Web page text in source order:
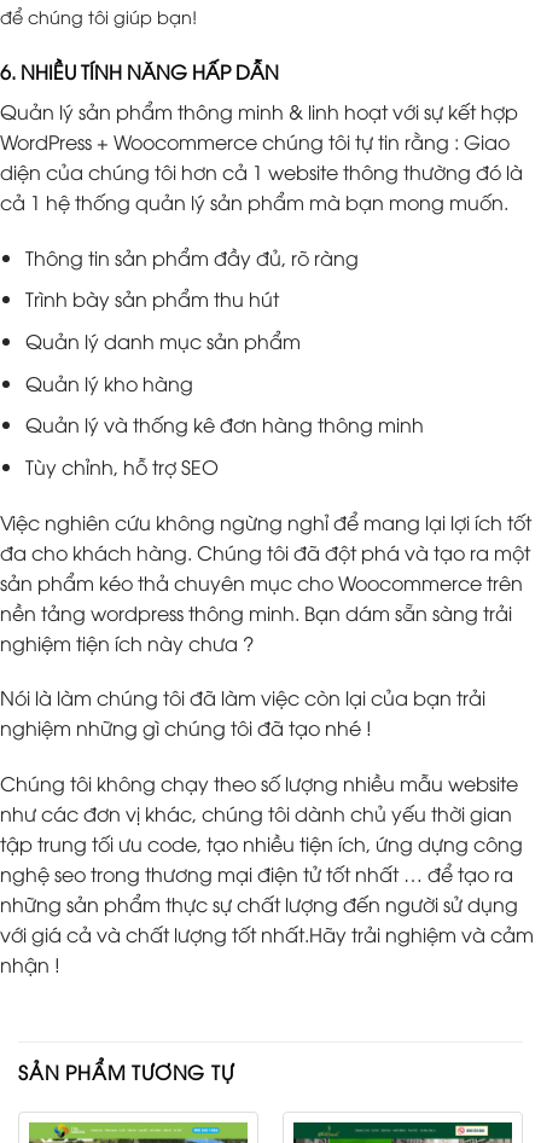
để chúng tôi giúp bạn!
6. NHIỀU TÍNH NĂNG HẤP DẪN
Quản lý sản phẩm thông minh & linh hoạt với sự kết hợp
WordPress + Woocommerce chúng tôi tự tin rằng : Giao
diện của chúng tôi hơn cả 1 website thông thường đó là
cả 1 hệ thống quản lý sản phẩm mà bạn mong muốn.
Thông tin sản phẩm đầy đủ, rõ ràng
Trình bày sản phẩm thu hút
Quản lý danh mục sản phẩm
Quản lý kho hàng
Quản lý và thống kê đơn hàng thông minh
Tùy chỉnh, hỗ trợ SEO
Việc nghiên cứu không ngừng nghỉ để mang lại lợi ích tốt
đa cho khách hàng. Chúng tôi đã đột phá và tạo ra một
sản phẩm kéo thả chuyên mục cho Woocommerce trên
nền tảng wordpress thông minh. Bạn dám sẵn sàng trải
nghiệm tiện ích này chưa ?
Nói là làm chúng tôi đã làm việc còn lại của bạn trải
nghiệm những gì chúng tôi đã tạo nhé !
Chúng tôi không chạy theo số lượng nhiều mẫu website
như các đơn vị khác, chúng tôi dành chủ yếu thời gian
tập trung tối ưu code, tạo nhiều tiện ích, ứng dựng công
nghệ seo trong thương mại điện tử tốt nhất … để tạo ra
những sản phẩm thực sự chất lượng đến người sử dụng
với giá cả và chất lượng tốt nhất.Hãy trải nghiệm và cảm
nhận !
SẢN PHẨM TƯƠNG TỰ